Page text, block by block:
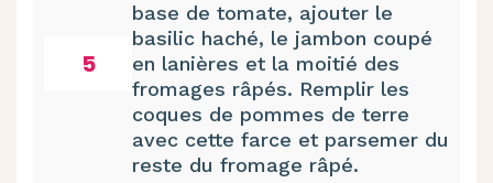
5
base de tomate, ajouter le
basilic haché, le jambon coupé
en lanières et la moitié des
fromages râpés. Remplir les
coques de pommes de terre
avec cette farce et parsemer du
reste du fromage râpé.